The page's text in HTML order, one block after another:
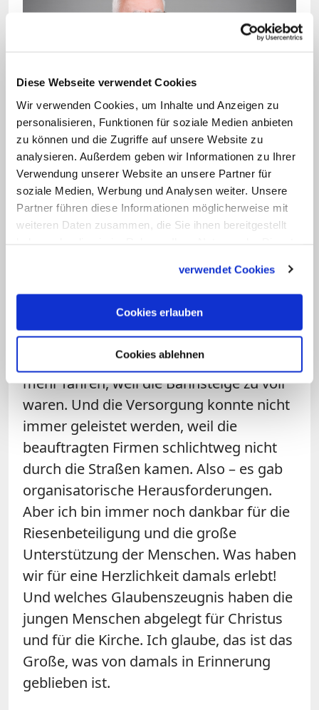
Diese Webseite verwendet Cookies
Wir verwenden Cookies, um Inhalte und Anzeigen zu
personalisieren, Funktionen für soziale Medien anbieten
zu können und die Zugriffe auf unsere Website zu
analysieren. Außerdem geben wir Informationen zu Ihrer
Verwendung unserer Website an unsere Partner für
soziale Medien, Werbung und Analysen weiter. Unsere
Partner führen diese Informationen möglicherweise mit
weiteren Daten zusammen, die Sie ihnen bereitgestellt
verwendet Cookies
Cookies erlauben
Cookies ablehnen
Bild: © KNA/Julia Steinbrecht
Berlins Erzbischof Heiner Koch war 2005 als
Generalsekretär der Chef-Organisator des
Weltjugendtags in Köln.
Frage: Was hätten Sie aus heutiger
Köln ist damals an seine Grenzen
gekommen: Der Bahnhof musste zum
Beispiel immer wieder geschlossen
werden, weil wir keinen dort mehr
unterkriegten. Die Züge konnten nicht
mehr fahren, weil die Bahnsteige zu voll
waren. Und die Versorgung konnte nicht
immer geleistet werden, weil die
beauftragten Firmen schlichtweg nicht
durch die Straßen kamen. Also – es gab
organisatorische Herausforderungen.
Aber ich bin immer noch dankbar für die
Riesenbeteiligung und die große
Unterstützung der Menschen. Was haben
wir für eine Herzlichkeit damals erlebt!
Und welches Glaubenszeugnis haben die
jungen Menschen abgelegt für Christus
und für die Kirche. Ich glaube, das ist das
Große, was von damals in Erinnerung
geblieben ist.